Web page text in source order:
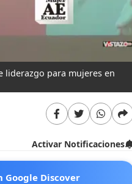
liderazgo para mujeres en
Activar Notificaciones
Google Discover